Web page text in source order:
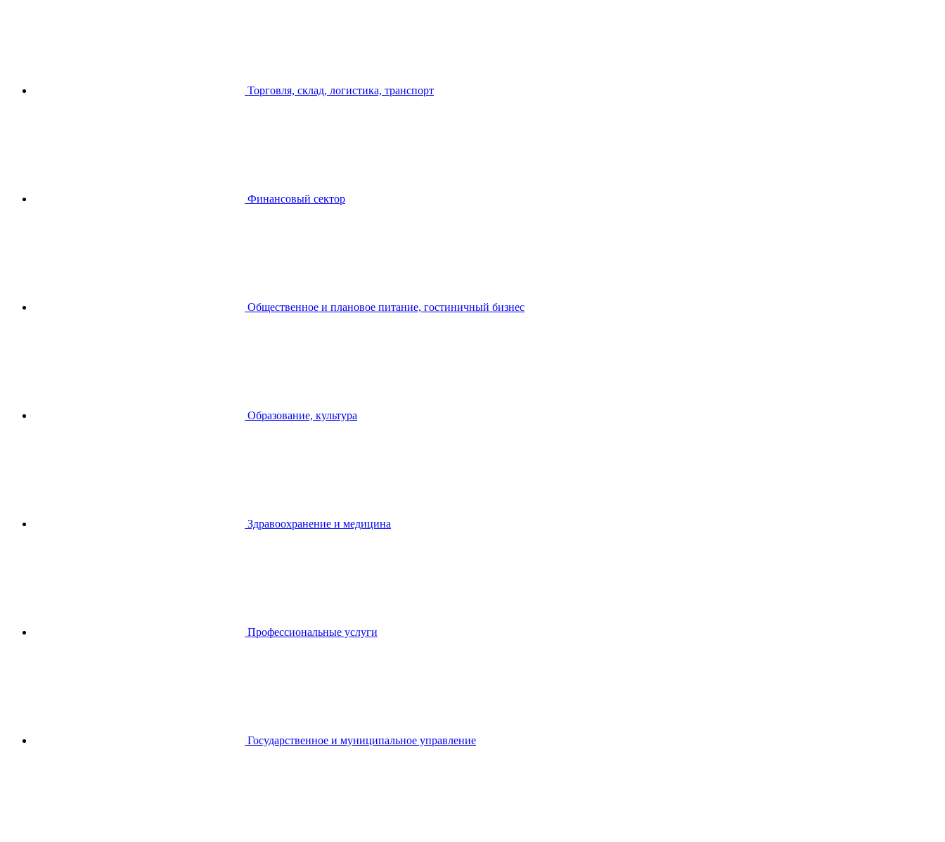
Торговля, склад, логистика, транспорт
Финансовый сектор
Общественное и плановое питание, гостиничный бизнес
Образование, культура
Здравоохранение и медицина
Профессиональные услуги
Государственное и муниципальное управление